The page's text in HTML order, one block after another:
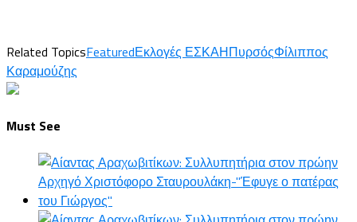
Related TopicsFeaturedΕκλογές ΕΣΚΑΗΠυρσόςΦίλιππος
Καραμούζης
Must See